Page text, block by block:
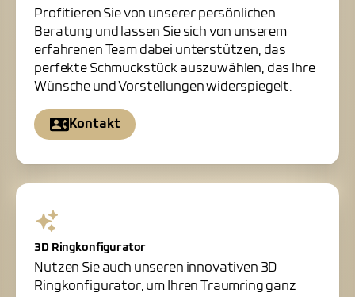
Profitieren Sie von unserer persönlichen
Beratung und lassen Sie sich von unserem
erfahrenen Team dabei unterstützen, das
perfekte Schmuckstück auszuwählen, das Ihre
Wünsche und Vorstellungen widerspiegelt.
Kontakt
3D Ringkonfigurator
Nutzen Sie auch unseren innovativen 3D
Ringkonfigurator, um Ihren Traumring ganz